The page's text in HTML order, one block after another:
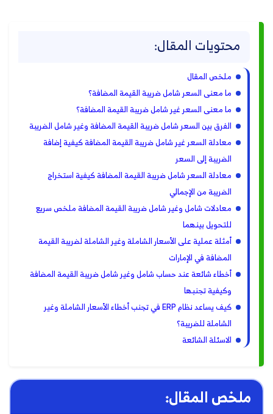
محتويات المقال:
ملخص المقال
ما معنى السعر شامل ضريبة القيمة المضافة؟
ما معنى السعر غير شامل ضريبة القيمة المضافة؟
الفرق بين السعر شامل ضريبة القيمة المضافة وغير شامل الضريبة
معادلة السعر غير شامل ضريبة القيمة المضافة كيفية إضافة
الضريبة إلى السعر
معادلة السعر شامل ضريبة القيمة المضافة كيفية استخراج
الضريبة من الإجمالي
معادلات شامل وغير شامل ضريبة القيمة المضافة ملخص سريع
للتحويل بينهما
أمثلة عملية على الأسعار الشاملة وغير الشاملة لضريبة القيمة
المضافة في الإمارات
أخطاء شائعة عند حساب شامل وغير شامل ضريبة القيمة المضافة
وكيفية تجنبها
كيف يساعد نظام ERP في تجنب أخطاء الأسعار الشاملة وغير
الشاملة للضريبة؟
الاسئلة الشائعة
ملخص المقال: